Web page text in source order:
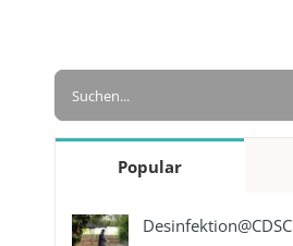
Suche
Popular
Desinfektion@CDSC